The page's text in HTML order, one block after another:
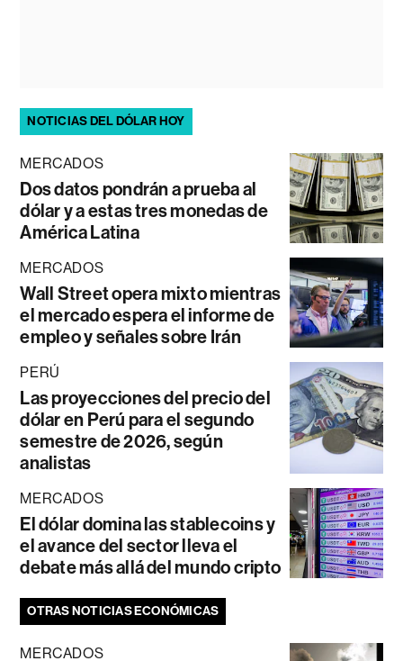
NOTICIAS DEL DÓLAR HOY
MERCADOS
Dos datos pondrán a prueba al
dólar y a estas tres monedas de
América Latina
MERCADOS
Wall Street opera mixto mientras
el mercado espera el informe de
empleo y señales sobre Irán
PERÚ
Las proyecciones del precio del
dólar en Perú para el segundo
semestre de 2026, según
analistas
MERCADOS
El dólar domina las stablecoins y
el avance del sector lleva el
debate más allá del mundo cripto
OTRAS NOTICIAS ECONÓMICAS
MERCADOS